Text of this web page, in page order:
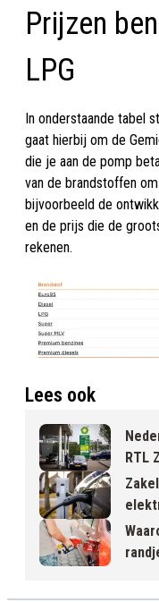
Prijzen
LPG
In onderstaande tabel
gaat hierbij om de
die je aan de pomp
van de brandstoffen
bijvoorbeeld de
en de prijs die de
rekenen.
Lees ook
RTL